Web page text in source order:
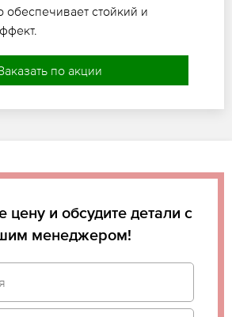
обеспечивает стойкий и
по акции
цену и обсудите детали с
менеджером!